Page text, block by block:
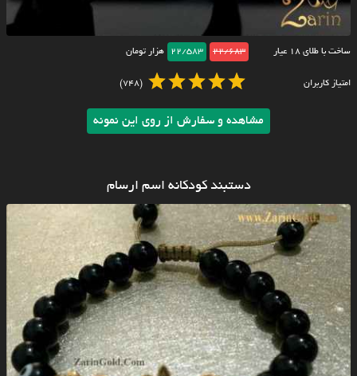
ساخت با طلای ۱۸ عیار 22/683
22/583 هزار تومان
امتیاز کاربران (748)
مشاهده و سفارش از روی این نمونه
دستبند کودکانه اسم ارسام